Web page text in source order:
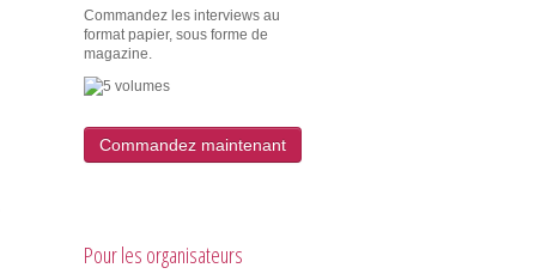
Commandez les interviews au
format papier, sous forme de
magazine.
Commandez maintenant
Pour les organisateurs